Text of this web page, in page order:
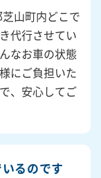
山町内どこで
代行させてい
なお車の状態
にご負担いた
、安心してご
るのです